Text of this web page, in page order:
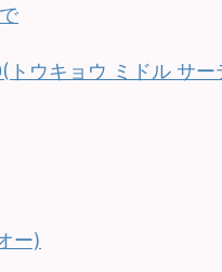
ウキョウ ミドル サー
ー)